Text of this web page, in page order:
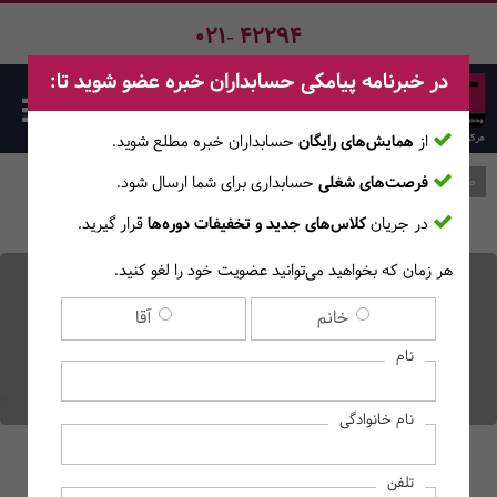
021- 42294
مهارت های رهبری برای
مدیران چیست؟ راهنمای
رهبری در محل کار
صفحه اصلی وبلاگ
در خبرنامه پیامکی حسابداران خبره عضو شوید تا:
از همایش‌های رایگان حسابداران خبره مطلع ‎شوید.
فرصت‌های شغلی حسابداری برای شما ارسال شود.
در جریانکلاس‌های جدید و تخفیفات دوره‌هاقرار گیرید.
هر زمان که بخواهید می‌توانید عضویت خود را لغو کنید.
خانم آقا
نام
نام خانوادگی
تلفن